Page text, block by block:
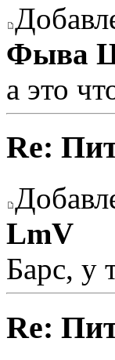
Фыва
а это
Re:
LmV
Барс, у
Re: